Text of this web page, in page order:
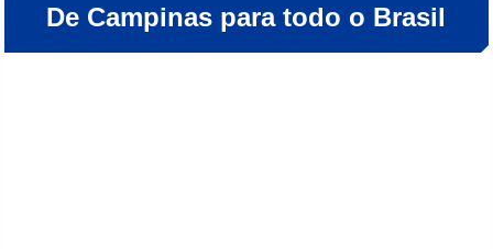
De Campinas para todo o Brasil